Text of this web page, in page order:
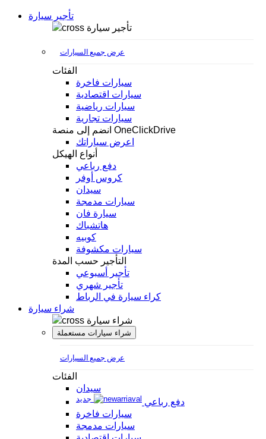
تأجير سيارة
تأجير سيارة
عرض جميع السيارات
الفئات
سيارات فاخرة
سيارات اقتصادية
سيارات رياضية
سيارات تجارية
انضم إلى منصة OneClickDrive
اعرض سياراتك
أنواع الهيكل
دفع رباعي
كروس أوفر
سيدان
سيارات مدمجة
سيارة فان
هاتشباك
كوبيه
سيارات مكشوفة
التأجير حسب المدة
تأجير أسبوعي
تأجير شهري
كراء سيارة في الرباط
شراء سيارة
شراء سيارة
شراء سيارات مستعملة
عرض جميع السيارات
الفئات
سيدان
دفع رباعي
جديد
سيارات فاخرة
سيارات مدمجة